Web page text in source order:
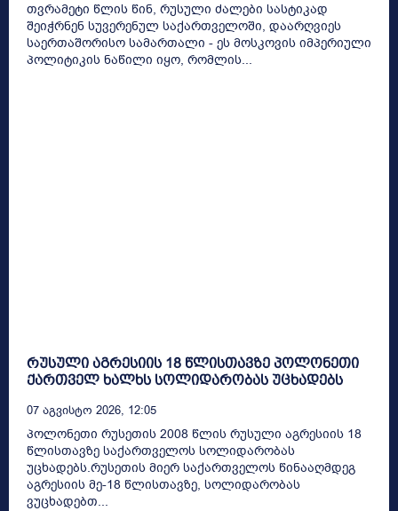
თვრამეტი წლის წინ, რუსული ძალები სასტიკად
შეიჭრნენ სუვერენულ საქართველოში, დაარღვიეს
საერთაშორისო სამართალი - ეს მოსკოვის იმპერიული
პოლიტიკის ნაწილი იყო, რომლის...
რუსული აგრესიის 18 წლისთავზე პოლონეთი
ქართველ ხალხს სოლიდარობას უცხადებს
07 Აგვისტო 2026, 12:05
პოლონეთი რუსეთის 2008 წლის რუსული აგრესიის 18
წლისთავზე საქართველოს სოლიდარობას
უცხადებს.რუსეთის მიერ საქართველოს წინააღმდეგ
აგრესიის მე-18 წლისთავზე, სოლიდარობას
ვუცხადებთ...